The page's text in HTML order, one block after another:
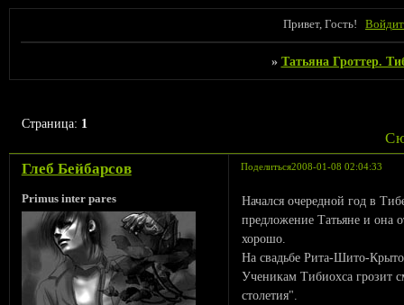
Привет, Гость!
» Татьяна Гроттер.
Страница: 1
Поделиться2008-01-08 02:04:33
Глеб Бейбарсов
Primus inter pares
Начался очередной год в
предложение Татьяне и она
хорошо.
На свадьбе Рита-Шито-
Ученикам Тибиохса грозит
столетия".